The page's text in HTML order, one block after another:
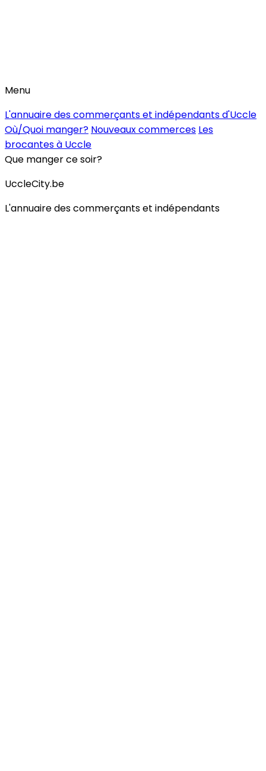
Menu
L'annuaire des commerçants et indépendants d'Uccle
Où/Quoi manger? Nouveaux commerces Les
brocantes à Uccle
Que manger ce soir?
UccleCity.be
L'annuaire des commerçants et indépendants